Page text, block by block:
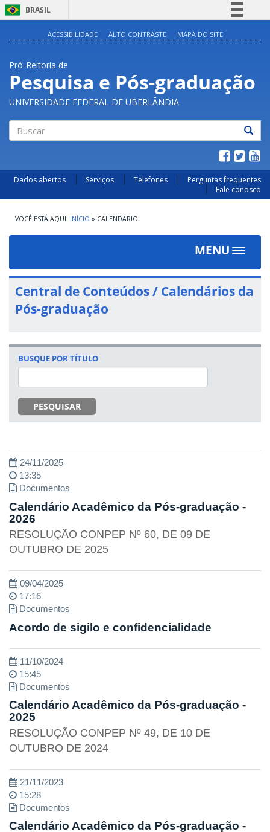
BRASIL
Acesso à informação
Legislação
Canais
ACESSIBILIDADE ALTO CONTRASTE MAPA DO SITE
Pró-Reitoria de
Pesquisa e Pós-graduação
UNIVERSIDADE FEDERAL DE UBERLÂNDIA
Dados abertos Serviços Telefones
Perguntas frequentes
Fale conosco
INÍCIO » CALENDARIO
MENU
Toggle
Central de Conteúdos / Calendários da
Pós-graduação
BUSQUE POR TÍTULO
PESQUISAR
24/11/2025
13:35
Documentos
Calendário Acadêmico da Pós-graduação -
2026
RESOLUÇÃO CONPEP Nº 60, DE 09 DE
OUTUBRO DE 2025
09/04/2025
17:16
Documentos
Acordo de sigilo e confidencialidade
11/10/2024
15:45
Documentos
Calendário Acadêmico da Pós-graduação -
2025
RESOLUÇÃO CONPEP Nº 49, DE 10 DE
OUTUBRO DE 2024
21/11/2023
15:28
Documentos
Calendário Acadêmico da Pós-graduação -